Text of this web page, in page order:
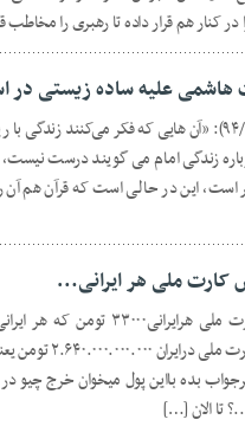
کنار هم قرار داده تا رهبری را
هاشمی علیه ساده زیستی در
هاشمی رفسنجانی (۹۴/۱۲/۲۲): «آن هایی که فکر
زندگی امام می‌ گویند درست
این در حالی است که قرآن هم آن
کارت ملی هر ایرانی…
شبهه: هزینه تعویض کارت ملی
ایران۸۰۰۰۰۰۰۰
بده بااین پول میخوان خرج چیو
تا الان […]